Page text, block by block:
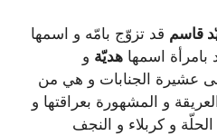
قاسم قد تزوّج بامّه و اسمها
بامرأة اسمها هديّة و
عشيرة الجنابات و هي من
و المشهورة بعراقتها و
الحلّة و كربلاء و النجف